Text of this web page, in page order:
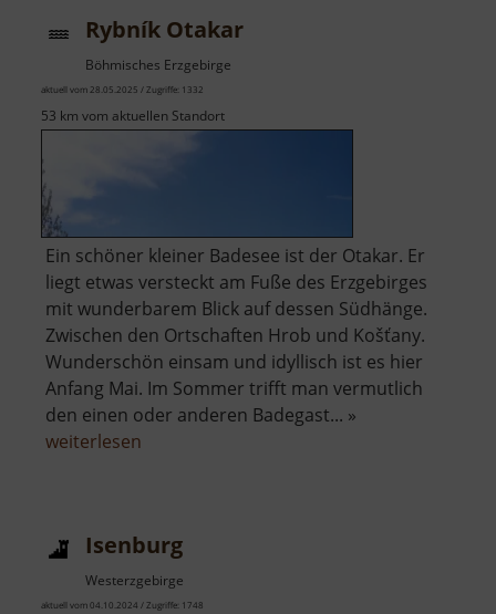
Rybník Otakar
Böhmisches Erzgebirge
aktuell vom 28.05.2025 / Zugriffe: 1332
53 km vom aktuellen Standort
Ein schöner kleiner Badesee ist der Otakar. Er
liegt etwas versteckt am Fuße des Erzgebirges
mit wunderbarem Blick auf dessen Südhänge.
Zwischen den Ortschaften Hrob und Košťany.
Wunderschön einsam und idyllisch ist es hier
Anfang Mai. Im Sommer trifft man vermutlich
den einen oder anderen Badegast... »
weiterlesen
Isenburg
Westerzgebirge
aktuell vom 04.10.2024 / Zugriffe: 1748